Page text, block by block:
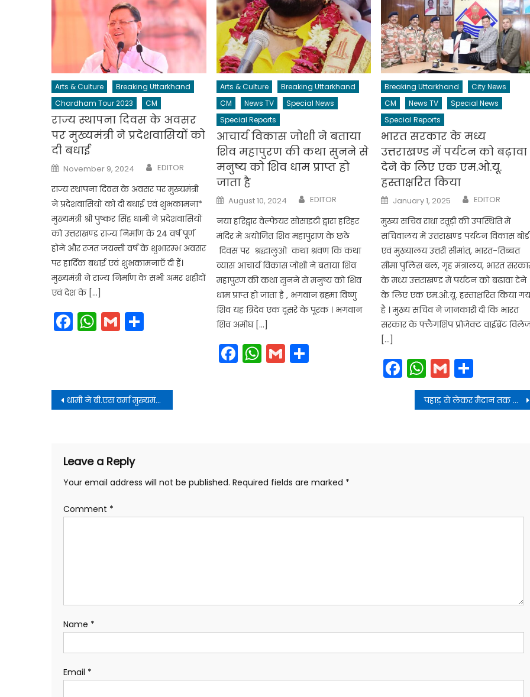
Arts & Culture
Breaking Uttarkhand
Chardham Tour 2023
CM
राज्य स्थापना दिवस के अवसर
पर मुख्यमंत्री ने प्रदेशवासियों को
दी बधाई
Posted
on
November 9, 2024 Author
EDITOR
राज्य स्थापना दिवस के अवसर पर मुख्यमंत्री
ने प्रदेशवासियों को दी बधाई एवं शुभकामना*
मुख्यमंत्री श्री पुष्कर सिंह धामी ने प्रदेशवासियों
को उत्तराखण्ड राज्य निर्माण के 24 वर्ष पूर्ण
होने और रजत जयन्ती वर्ष के शुभारम्भ अवसर
पर हार्दिक बधाई एवं शुभकामनाएँ दी हैं।
मुख्यमंत्री ने राज्य निर्माण के सभी अमर शहीदों
एवं देश के […]
Facebook
WhatsApp
Gmail
Arts & Culture
Breaking Uttarkhand
CM
News TV
Special News
Special Reports
आचार्य विकास जोशी ने बताया
शिव महापुरण की कथा सुनने से
मनुष्य को शिव धाम प्राप्त हो
जाता है
Posted
on
August 10, 2024 Author
EDITOR
नया हरिद्वार वेल्फेयर सोसाइटी द्वारा हरिहर
मंदिर मे अयोजित शिव महापुराण के छठे
दिवस पर श्रद्धालुओ कथा श्रवण कि कथा
व्यास आचार्य विकास जोशी ने बताया शिव
महापुरण की कथा सुनने से मनुष्य को शिव
धाम प्राप्त हो जाता है , भगवान ब्रह्मा विष्णु
शिव यह त्रिदेव एक दूसरे के पूरक । भगवान
शिव अमोघ […]
Facebook
WhatsApp
GmailShare
Breaking Uttarkhand
City News
CM
News TV
Special News
Special Reports
भारत सरकार के मध्य
उत्तराखण्ड में पर्यटन को बढ़ावा
देने के लिए एक एम.ओ.यू.
हस्ताक्षरित किया
Posted
on
January 1, 2025 Author
EDITOR
मुख्य सचिव राधा रतूड़ी की उपस्थिति में
सचिवालय में उत्तराखण्ड पर्यटन विकास बोर्ड
एवं मुख्यालय उत्तरी सीमांत, भारत-तिब्बत
सीमा पुलिस बल, गृह मंत्रालय, भारत
के मध्य उत्तराखण्ड में पर्यटन को बढ़ावा देने
के लिए एक एम.ओ.यू. हस्ताक्षरित किया
है । मुख्य सचिव ने जानकारी दी कि भारत
सरकार के फ्लैगशिप प्रोजेक्ट वाईब्रेंट
[…]
Facebook
WhatsApp
Gmail
Post
navigation
धामी ने बी.एस वर्मा मुख्यमंत्री आवास स्थित मुख्य सेवक सदन में भेंट की पहाड़ से लेकर मैदान तक जमीनों की लूट-खसोट पर नकेल कसने की उम्मीदें जगी
Leave a Reply
Your email address will not be published. Required fields are marked *
Comment *
Name *
Email *